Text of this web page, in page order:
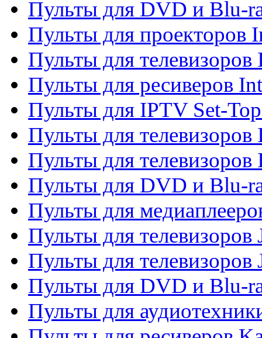
Пульты для DVD и Blu-
Пульты для проекторов
Пульты для
Пульты для ресиверов
Пульты для IPTV Set-
Пульты для телевизоров
Пульты для телевизоров
Пульты для DVD и Blu-
Пульты для
Пульты для телевизоров
Пульты для телевизоров
Пульты для DVD и Blu-
Пульты для